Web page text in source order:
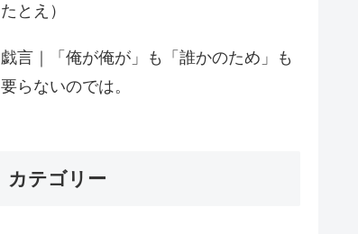
たとえ）
戯言｜「俺が俺が」も「誰かのため」も
要らないのでは。
カテゴリー